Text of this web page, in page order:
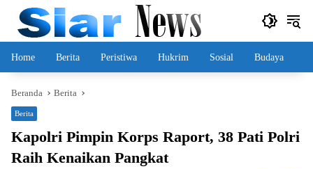
Langsung
konten
Home Berita Peristiwa Hukrim Sosial Budaya
Beranda Berita
Berita
Kapolri Pimpin Korps Raport, 38 Pati Polri
Raih Kenaikan Pangkat